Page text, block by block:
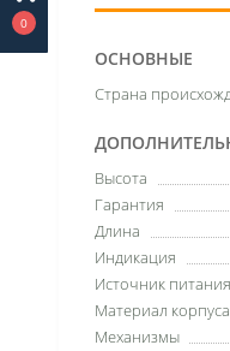
0
ОСНОВНЫЕ
Страна
Высота
Гарантия
Длина
Индикация
Источник питания
Материал корпуса
Механизмы